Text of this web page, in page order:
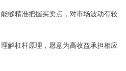
够精准把握买卖点，对市场波动有较
解杠杆原理，愿意为高收益承担相应